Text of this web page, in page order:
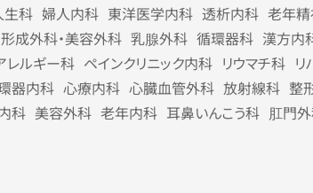
生科 婦人内科 東洋医学内科 透析内科 老年
形成外科・美容外科 乳腺外科 循環器科 漢方内
レルギー科 ペインクリニック内科 リウマチ科 リ
器内科 心療内科 心臓血管外科 放射線科 整
科 美容外科 老年内科 耳鼻いんこう科 肛門